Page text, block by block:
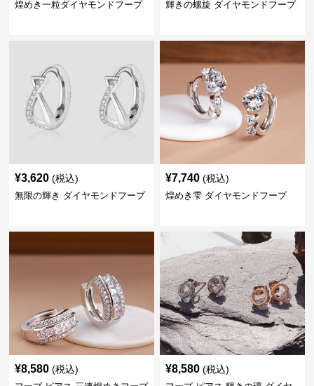
煌めき一粒ダイヤモンドフープ 輝きの螺旋 ダイヤモンドフープ
¥3,620 (税込)
無限の輝き ダイヤモンドフープ
¥7,740 (税込)
煌めき雫 ダイヤモンドフープ
¥8,580 (税込) ¥8,580 (税込)